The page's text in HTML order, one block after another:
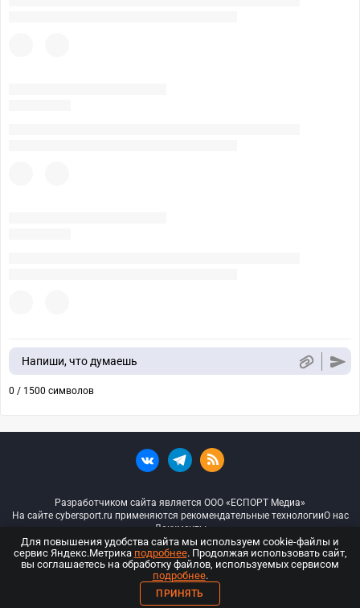
Напиши, что думаешь
0 / 1500 символов
Разработчиком сайта является ООО «ЕСПОРТ Медиа»
На сайте cybersport.ru применяются рекомендательные технологииО нас
Документы
© ООО «Киберспорт.ру» — Все права защищены
18+
Для повышения удобства сайта мы используем cookie-файлы и
сервис Яндекс.Метрика подробнее. Продолжая использовать сайт,
вы соглашаетесь на обработку файлов, используемых сервисом
подробнее.
ПРИНЯТЬ